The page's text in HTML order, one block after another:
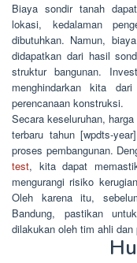
Biaya sondir tanah
lokasi, kedalaman
dibutuhkan. Namun,
didapatkan dari hasil
struktur bangunan.
menghindarkan kita
perencanaan konstruksi.
Secara keseluruhan,
terbaru tahun [wpdts-
proses pembangunan.
test, kita dapat
mengurangi risiko
Oleh karena itu,
Bandung, pastikan
dilakukan oleh tim ahli dan